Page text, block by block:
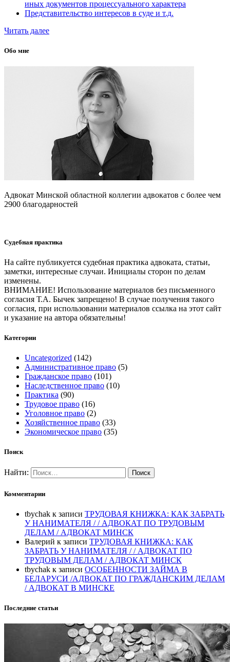
иных документов процессуального характера
Представительство интересов в суде и т.д.
Читать далее
Обо мне
Адвокат Минской областной коллегии адвокатов с более чем
2900 благодарностей
Судебная практика
На сайте публикуется судебная практика адвоката, статьи,
заметки, интересные случаи. Инициалы сторон по делам
изменены.
ВНИМАНИЕ! Использование материалов без письменного
согласия Т.А. Бычек запрещено! В случае получения такого
согласия, при использовании материалов ссылка на этот сайт
и указание на автора обязательны!
Категории
Uncategorized (142)
Административное право (5)
Гражданское право (101)
Наследственное право (10)
Практика (90)
Трудовое право (16)
Уголовное право (2)
Хозяйственное право (33)
Экономическое право (35)
Поиск
Найти:
Комментарии
tbychak к записи ТРУДОВАЯ КНИЖКА: КАК ЗАБРАТЬ
У НАНИМАТЕЛЯ / / АДВОКАТ ПО ТРУДОВЫМ
ДЕЛАМ / АДВОКАТ МИНСК
Валерий к записи ТРУДОВАЯ КНИЖКА: КАК
ЗАБРАТЬ У НАНИМАТЕЛЯ / / АДВОКАТ ПО
ТРУДОВЫМ ДЕЛАМ / АДВОКАТ МИНСК
tbychak к записи ОСОБЕННОСТИ ЗАЙМА В
БЕЛАРУСИ /АДВОКАТ ПО ГРАЖДАНСКИМ ДЕЛАМ
/ АДВОКАТ В МИНСКЕ
Последние статьи